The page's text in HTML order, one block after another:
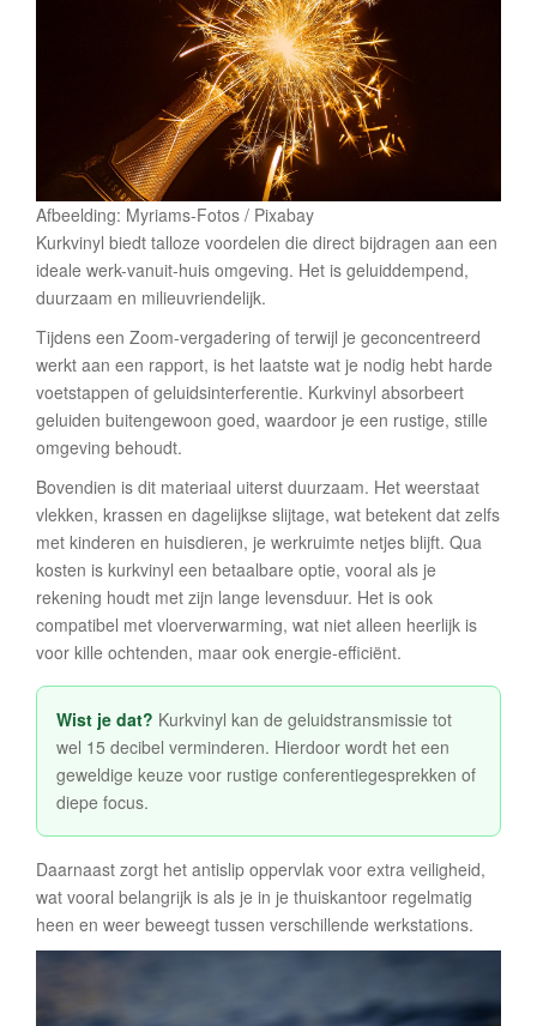
Afbeelding: Myriams-Fotos / Pixabay
Kurkvinyl biedt talloze voordelen die direct bijdragen aan een
ideale werk-vanuit-huis omgeving. Het is geluiddempend,
duurzaam en milieuvriendelijk.
Tijdens een Zoom-vergadering of terwijl je geconcentreerd
werkt aan een rapport, is het laatste wat je nodig hebt harde
voetstappen of geluidsinterferentie. Kurkvinyl absorbeert
geluiden buitengewoon goed, waardoor je een rustige, stille
omgeving behoudt.
Bovendien is dit materiaal uiterst duurzaam. Het weerstaat
vlekken, krassen en dagelijkse slijtage, wat betekent dat zelfs
met kinderen en huisdieren, je werkruimte netjes blijft. Qua
kosten is kurkvinyl een betaalbare optie, vooral als je
rekening houdt met zijn lange levensduur. Het is ook
compatibel met vloerverwarming, wat niet alleen heerlijk is
voor kille ochtenden, maar ook energie-efficiënt.
Wist je dat? Kurkvinyl kan de geluidstransmissie tot
wel 15 decibel verminderen. Hierdoor wordt het een
geweldige keuze voor rustige conferentiegesprekken of
diepe focus.
Daarnaast zorgt het antislip oppervlak voor extra veiligheid,
wat vooral belangrijk is als je in je thuiskantoor regelmatig
heen en weer beweegt tussen verschillende werkstations.